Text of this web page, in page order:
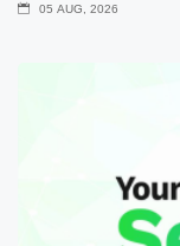
05 AUG, 2026